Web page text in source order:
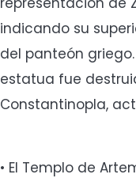
indicando su
del panteón
estatua fue
Constantinopla,
• El Templo de